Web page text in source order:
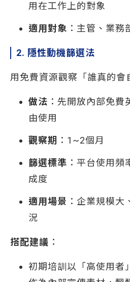
用在工作上的對象
適用對象 ：主管、業務
2. 隱性動機篩選法
用免費資源觀察「誰真的會
做法 ：先開放內部免費
由使用
觀察期 ：1~2個月
篩選標準 ：平台使用
成度
適用場景 ：企業規模大
況
搭配建議 ：
初期培訓以「高使用者